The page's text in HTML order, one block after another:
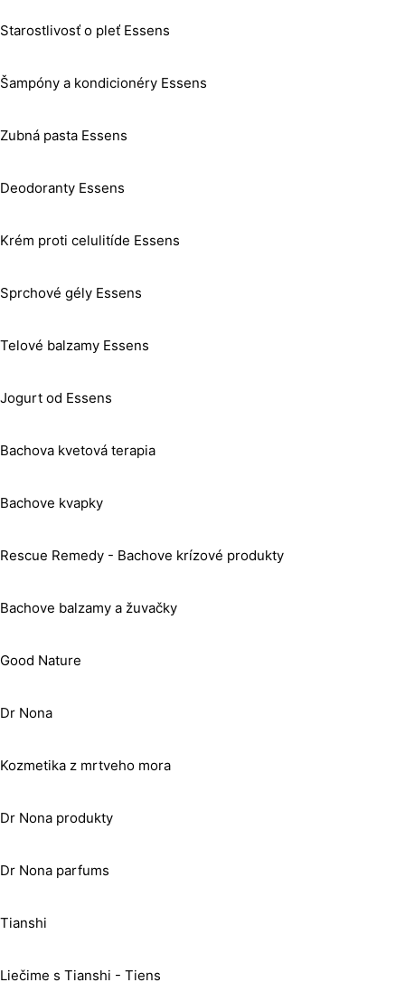
Starostlivosť o pleť Essens
Šampóny a kondicionéry Essens
Zubná pasta Essens
Deodoranty Essens
Krém proti celulitíde Essens
Sprchové gély Essens
Telové balzamy Essens
Jogurt od Essens
Bachova kvetová terapia
Bachove kvapky
Rescue Remedy - Bachove krízové produkty
Bachove balzamy a žuvačky
Good Nature
Dr Nona
Kozmetika z mrtveho mora
Dr Nona produkty
Dr Nona parfums
Tianshi
Liečime s Tianshi - Tiens